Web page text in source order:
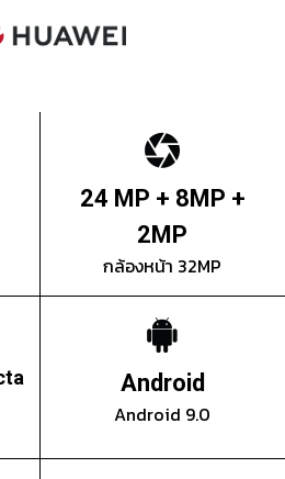
24 MP + 8MP +
2MP
กล้องหน้า 32MP
Android
Android 9.0